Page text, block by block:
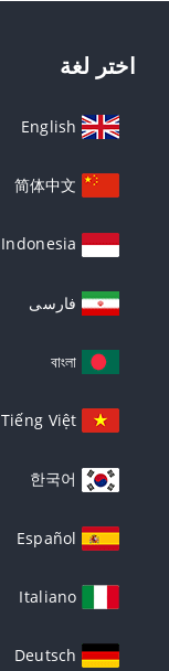
اختر لغة
English
简体中文
Indonesia
فارسی
বাংলা
Tiếng Việt
한국어
Español
Italiano
Deutsch